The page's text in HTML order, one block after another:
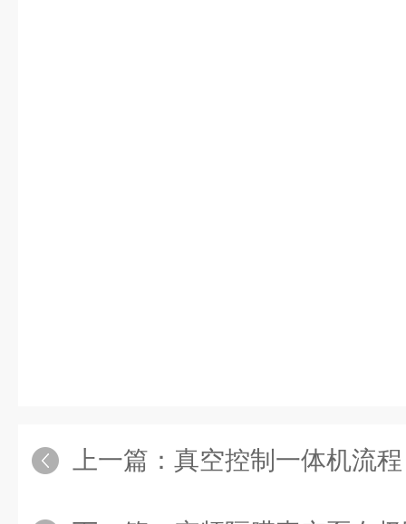
上一篇： 真空控制一体机流程：